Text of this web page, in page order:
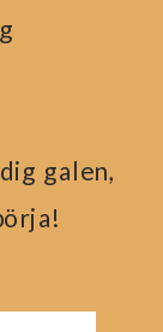
galen,